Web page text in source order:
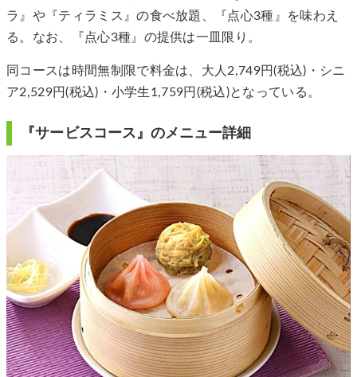
ラ』や『ティラミス』の食べ放題、『点心3種』を味わえ
る。なお、『点心3種』の提供は一皿限り。
同コースは時間無制限で料金は、大人2,749円(税込)・シニ
ア2,529円(税込)・小学生1,759円(税込)となっている。
『サービスコース』のメニュー詳細